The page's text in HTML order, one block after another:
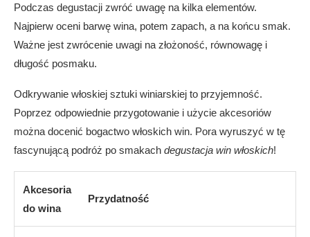
Podczas degustacji zwróć uwagę na kilka elementów.
Najpierw oceni barwę wina, potem zapach, a na końcu smak.
Ważne jest zwrócenie uwagi na złożoność, równowagę i
długość posmaku.
Odkrywanie włoskiej sztuki winiarskiej to przyjemność.
Poprzez odpowiednie przygotowanie i użycie akcesoriów
można docenić bogactwo włoskich win. Pora wyruszyć w tę
fascynującą podróż po smakach degustacja win włoskich!
Akcesoria
do wina
Przydatność